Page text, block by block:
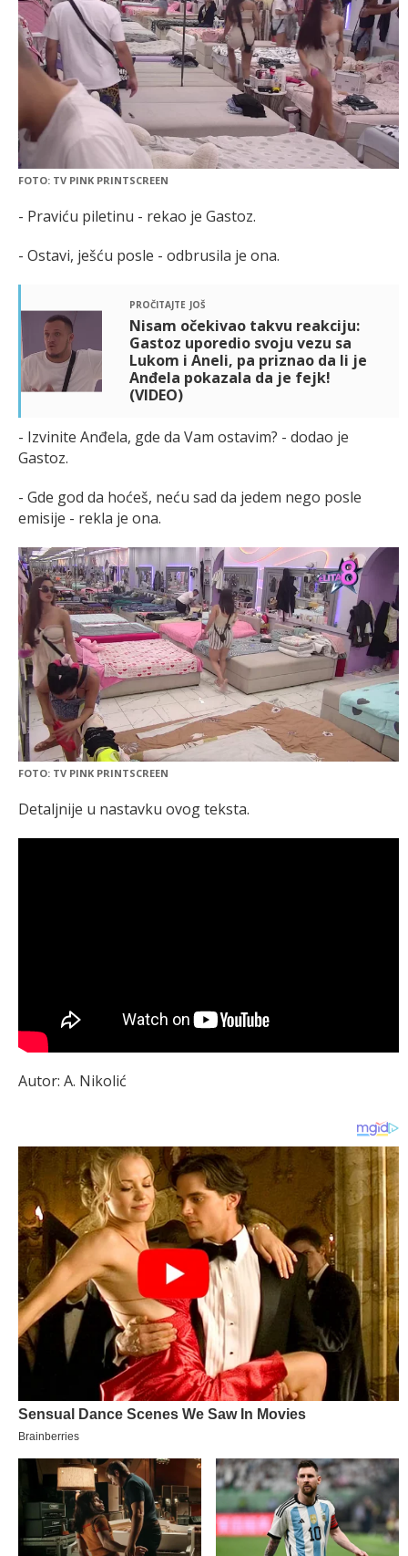
FOTO: TV PINK PRINTSCREEN
- Praviću piletinu - rekao je Gastoz.
- Ostavi, ješću posle - odbrusila je ona.
pročitajte još
Nisam očekivao takvu reakciju:
Gastoz uporedio svoju vezu sa
Lukom i Aneli, pa priznao da li je
Anđela pokazala da je fejk!
(VIDEO)
- Izvinite Anđela, gde da Vam ostavim? - dodao je
Gastoz.
- Gde god da hoćeš, neću sad da jedem nego posle
emisije - rekla je ona.
FOTO: TV PINK PRINTSCREEN
Detaljnije u nastavku ovog teksta.
Autor: A. Nikolić